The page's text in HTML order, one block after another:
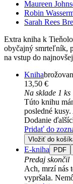
Maureen
Robin
Sarah Rees
Extra kniha k
obyčajný smrteľník,
na vstup do
Kniha
13,50 €
Na sklade 1 ks
Túto knihu
posledné
Dodanie
Pridať do
Vložiť do
E-kniha PDF
Predaj skončil
Ach, mrzí nás
vypršala.